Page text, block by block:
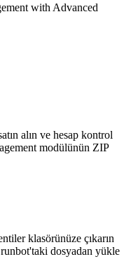
with Advanced
alın ve hesap kontrol
modülünün ZIP
klasörünüze çıkarın
dosyadan yükle